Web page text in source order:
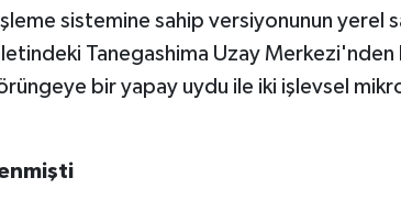
sistemine sahip versiyonunun yerel
Tanegashima Uzay Merkezi'nden
bir yapay uydu ile iki işlevsel mikro